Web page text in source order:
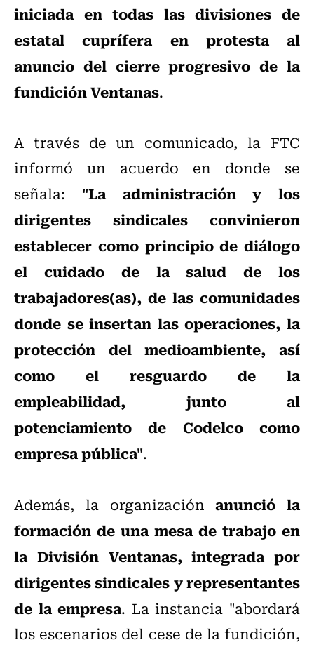
iniciada en todas las divisiones de
estatal cuprífera en protesta al
anuncio del cierre progresivo de la
fundición Ventanas.
A través de un comunicado, la FTC
informó un acuerdo en donde se
señala: "La administración y los
dirigentes sindicales convinieron
establecer como principio de diálogo
el cuidado de la salud de los
trabajadores(as), de las comunidades
donde se insertan las operaciones, la
protección del medioambiente, así
como el resguardo de la
empleabilidad, junto al
potenciamiento de Codelco como
empresa pública".
Además, la organizaciónanunció la
formación de una mesa de trabajo en
la División Ventanas, integrada por
dirigentes sindicales y representantes
de la empresa. La instancia "abordará
los escenarios del cese de la fundición,